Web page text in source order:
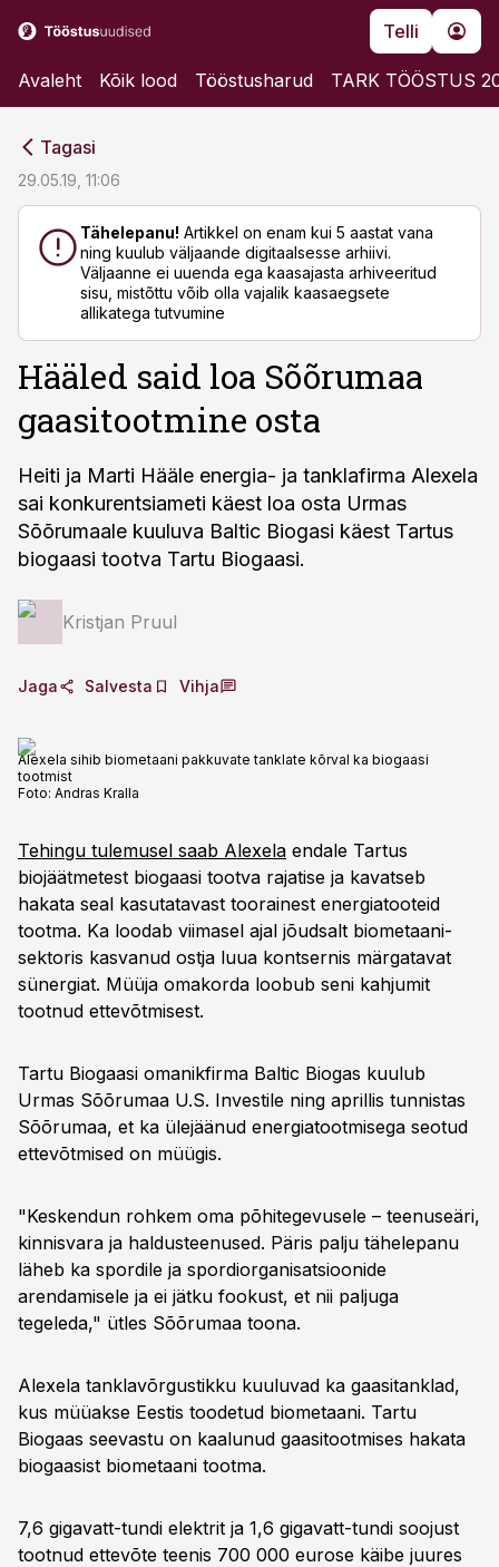
Telli
Avaleht Kõik lood Tööstusharud TARK TÖÖSTUS
Tagasi
29.05.19, 11:06
Tähelepanu! Artikkel on enam kui 5 aastat vana
ning kuulub väljaande digitaalsesse arhiivi.
Väljaanne ei uuenda ega kaasajasta arhiveeritud
sisu, mistõttu võib olla vajalik kaasaegsete
allikatega tutvumine
Hääled said loa Sõõrumaa
gaasitootmine osta
Heiti ja Marti Hääle energia- ja tanklafirma Alexela
sai konkurentsiameti käest loa osta Urmas
Sõõrumaale kuuluva Baltic Biogasi käest Tartus
biogaasi tootva Tartu Biogaasi.
Kristjan Pruul
Jaga Salvesta Vihja
Alexela sihib biometaani pakkuvate tanklate kõrval ka biogaasi
tootmist
Foto: Andras Kralla
Tehingu tulemusel saab Alexela endale Tartus
biojäätmetest biogaasi tootva rajatise ja kavatseb
hakata seal kasutatavast toorainest energiatooteid
tootma. Ka loodab viimasel ajal jõudsalt biometaani-
sektoris kasvanud ostja luua kontsernis märgatavat
sünergiat. Müüja omakorda loobub seni kahjumit
tootnud ettevõtmisest.
Tartu Biogaasi omanikfirma Baltic Biogas kuulub
Urmas Sõõrumaa U.S. Investile ning aprillis tunnistas
Sõõrumaa, et ka ülejäänud energiatootmisega seotud
ettevõtmised on müügis.
"Keskendun rohkem oma põhitegevusele – teenuseäri,
kinnisvara ja haldusteenused. Päris palju tähelepanu
läheb ka spordile ja spordiorganisatsioonide
arendamisele ja ei jätku fookust, et nii paljuga
tegeleda," ütles Sõõrumaa toona.
Alexela tanklavõrgustikku kuuluvad ka gaasitanklad,
kus müüakse Eestis toodetud biometaani. Tartu
Biogaas seevastu on kaalunud gaasitootmises hakata
biogaasist biometaani tootma.
7,6 gigavatt-tundi elektrit ja 1,6 gigavatt-tundi soojust
tootnud ettevõte teenis 700 000 eurose käibe juures